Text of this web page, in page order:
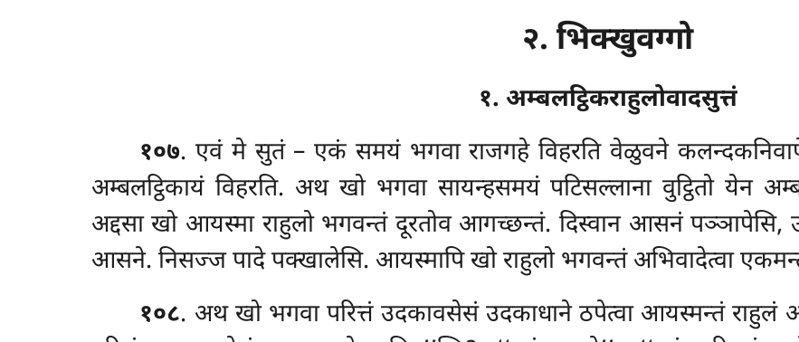
२. भिक्खुवग्गो
१. अम्बलट्ठिकराहुलोवादसुत्तं
१०७.एवं मे सुतं – एकं समयं भगवा राजगहे विहरति वेळुवने
अम्बलट्ठिकायं विहरति. अथ खो भगवा सायन्हसमयं पटिसल्लाना वुट्ठितो येन
अद्दसा खो आयस्मा राहुलो भगवन्तं दूरतोव आगच्छन्तं. दिस्वान आसनं पञ्ञापेसि,
आसने. निसज्ज पादे पक्खालेसि. आयस्मापि खो राहुलो भगवन्तं अभिवादेत्वा
१०८. अथ खो भगवा परित्तं उदकावसेसं उदकाधाने ठपेत्वा आयस्मन्तं राहुलं